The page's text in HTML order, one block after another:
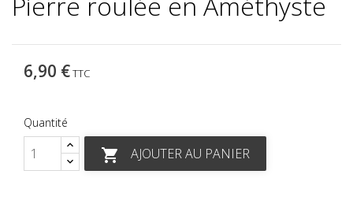
6,90 €TTC
Quantité
 AJOUTER AU PANIER